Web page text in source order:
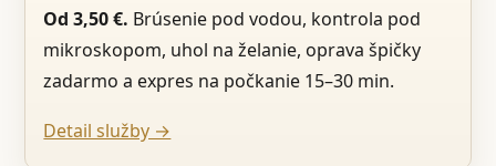
Od 3,50 €. Brúsenie pod vodou, kontrola pod
mikroskopom, uhol na želanie, oprava špičky
zadarmo a expres na počkanie 15–30 min.
Detail služby →